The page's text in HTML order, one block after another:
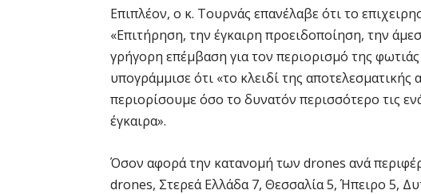
Επιπλέον, ο κ. Τουρνάς επανέλαβε ότι το
«Επιτήρηση, την έγκαιρη προειδοποίηση, την
γρήγορη επέμβαση για τον περιορισμό της
υπογράμμισε ότι «το κλειδί της
περιορίσουμε όσο το δυνατόν περισσότερο τις
έγκαιρα».
Όσον αφορά την κατανομή των drones ανά
drones, Στερεά Ελλάδα 7, Θεσσαλία 5, Ήπειρο 5,